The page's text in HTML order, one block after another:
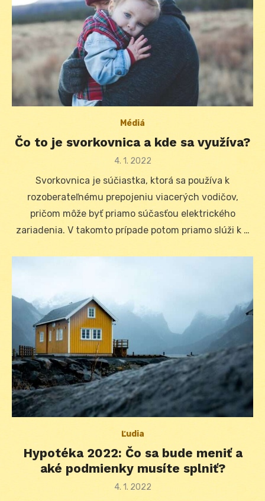
Médiá
Čo to je svorkovnica a kde sa využíva?
Posted
4. 1. 2022
Svorkovnica je súčiastka, ktorá sa používa k
rozoberateľnému prepojeniu viacerých vodičov,
pričom môže byť priamo súčasťou elektrického
zariadenia. V takomto prípade potom priamo slúži k …
Ľudia
Hypotéka 2022: Čo sa bude meniť a
aké podmienky musíte splniť?
Posted
4. 1. 2022